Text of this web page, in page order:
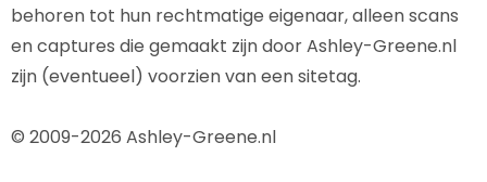
behoren tot hun rechtmatige eigenaar, alleen scans
en captures die gemaakt zijn door Ashley-Greene.nl
zijn (eventueel) voorzien van een sitetag.
© 2009-2026 Ashley-Greene.nl